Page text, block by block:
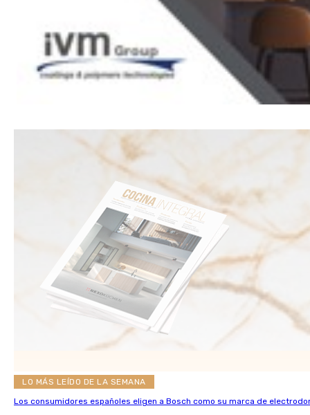
LO MÁS LEÍDO DE LA SEMANA
Los consumidores españoles eligen a Bosch como su marca de